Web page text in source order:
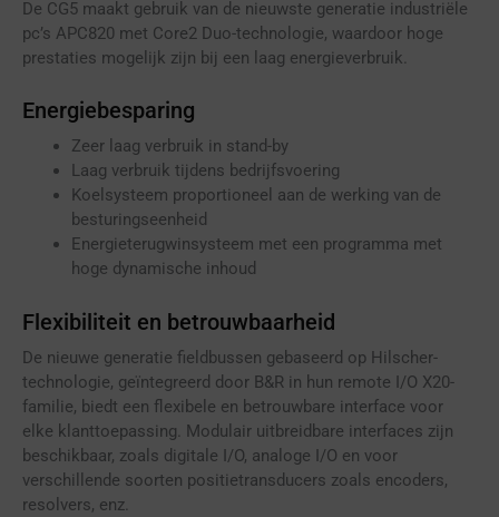
De CG5 maakt gebruik van de nieuwste generatie industriële
pc’s APC820 met Core2 Duo-technologie, waardoor hoge
prestaties mogelijk zijn bij een laag energieverbruik.
Energiebesparing
Zeer laag verbruik in stand-by
Laag verbruik tijdens bedrijfsvoering
Koelsysteem proportioneel aan de werking van de
besturingseenheid
Energieterugwinsysteem met een programma met
hoge dynamische inhoud
Flexibiliteit en betrouwbaarheid
De nieuwe generatie fieldbussen gebaseerd op Hilscher-
technologie, geïntegreerd door B&R in hun remote I/O X20-
familie, biedt een flexibele en betrouwbare interface voor
elke klanttoepassing. Modulair uitbreidbare interfaces zijn
beschikbaar, zoals digitale I/O, analoge I/O en voor
verschillende soorten positietransducers zoals encoders,
resolvers, enz.